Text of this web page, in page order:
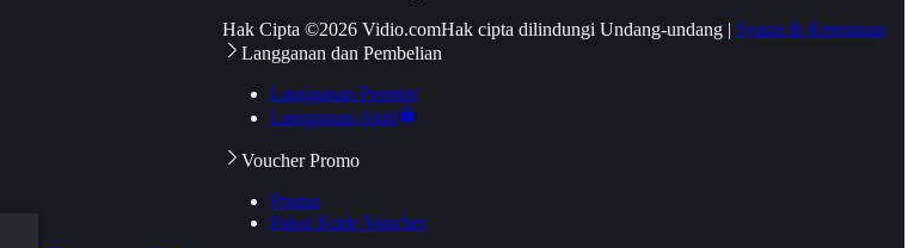
Hak Cipta ©2026 Vidio.comHak cipta dilindungi Undang-undang | Syarat & Ketentuan
Langganan dan Pembelian
Langganan Premier
Langganan Aktif
Voucher Promo
Promo
Pakai Kode Voucher